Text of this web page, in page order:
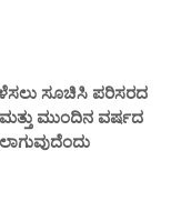
ಸೂಚಿಸಿ ಪರಿಸರದ
ಮುಂದಿನ ವರ್ಷದ